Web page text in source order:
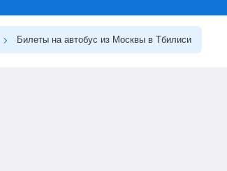
Билеты на автобус из Москвы в Тбилиси